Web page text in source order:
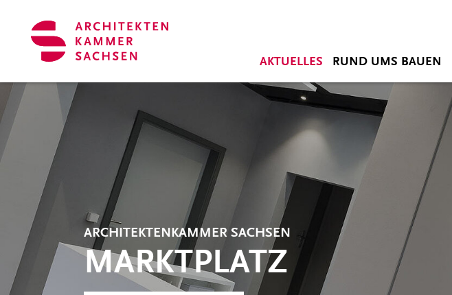
AKTUELLES RUND UMS BAUEN
MARKTPLATZ
ARCHITEKTENKAMMER SACHSEN